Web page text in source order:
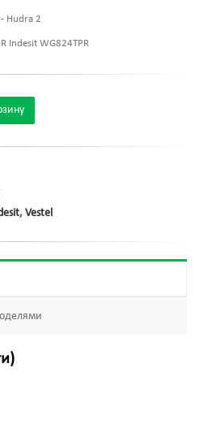
Hudra 2
Indesit WG824TPR
, Vestel